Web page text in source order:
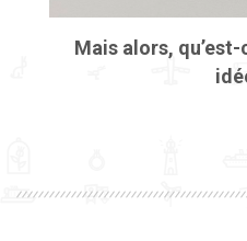
Mais alors, qu’est-